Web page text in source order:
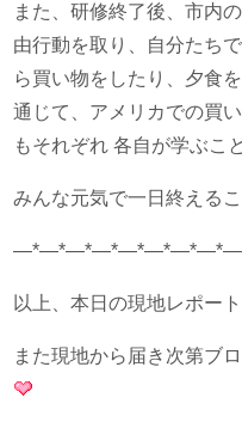
また、研修終了後、市内
由行動を取り、自分たち
ら買い物をしたり、夕食
通じて、アメリカでの買
もそれぞれ 各自が学ぶこ
みんな元気で一日終える
以上、本日の現地レポー
また現地から届き次第ブ